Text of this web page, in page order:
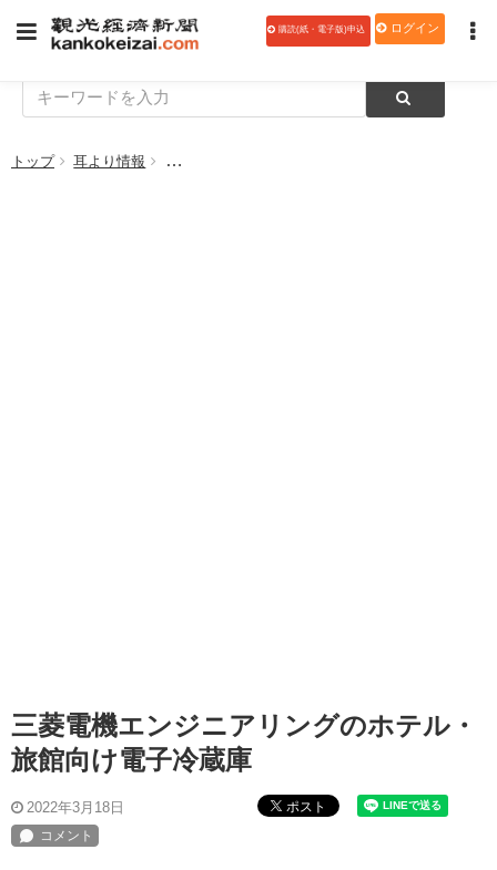
購読(紙・電子版)申込 ログイン
トップ 耳より情報 三菱電機エンジニアリングのホテル・旅館向け電
三菱電機エンジニアリングのホテル・
旅館向け電子冷蔵庫
2022年3月18日 ポスト